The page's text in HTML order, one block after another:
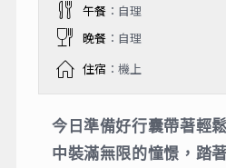
午餐：自理
晚餐：自理
住宿 ：機上
今日準備好行囊帶著輕
中裝滿無限的憧憬，踏